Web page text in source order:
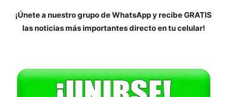
¡Únete a nuestro grupo de WhatsApp y recibe GRATIS
las noticias más importantes directo en tu celular!